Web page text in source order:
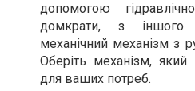
допомогою
домкрати, з іншого
механічний механізм з
Оберіть механізм,
для ваших потреб.